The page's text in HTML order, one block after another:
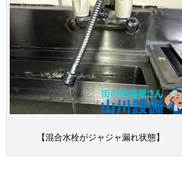
【混合水栓がジャジャ漏れ状態】